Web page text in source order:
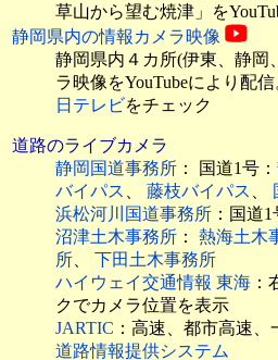
草山から望む焼津」を
静岡県内の情報カメラ映像
静岡県内４カ所(伊東、静岡
ラ映像をYouTubeにより配
日テレビをチェック
道路のライブカメラ
静岡国道事務所 ： 国道1号：
バイパス 、 藤枝バイパス 、
浜松河川国道事務所 ：国道1
沼津土木事務所 ： 熱海土木
所、 下田土木事務所
ハイウェイ交通情報 東海
クでカメラ位置を表示
JARTIC ：高速、都市高速
道路情報提供システム